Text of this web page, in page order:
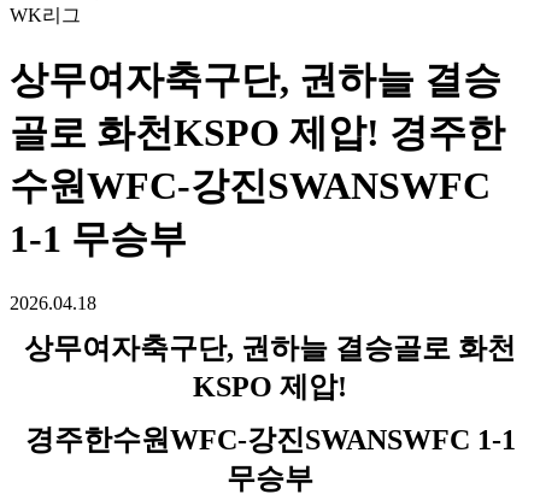
WK리그
상무여자축구단, 권하늘 결승
골로 화천KSPO 제압! 경주한
수원WFC-강진SWANSWFC
1-1 무승부
2026.04.18
상무여자축구단, 권하늘 결승골로 화천
KSPO 제압!
경주한수원WFC-강진SWANSWFC 1-1
무승부